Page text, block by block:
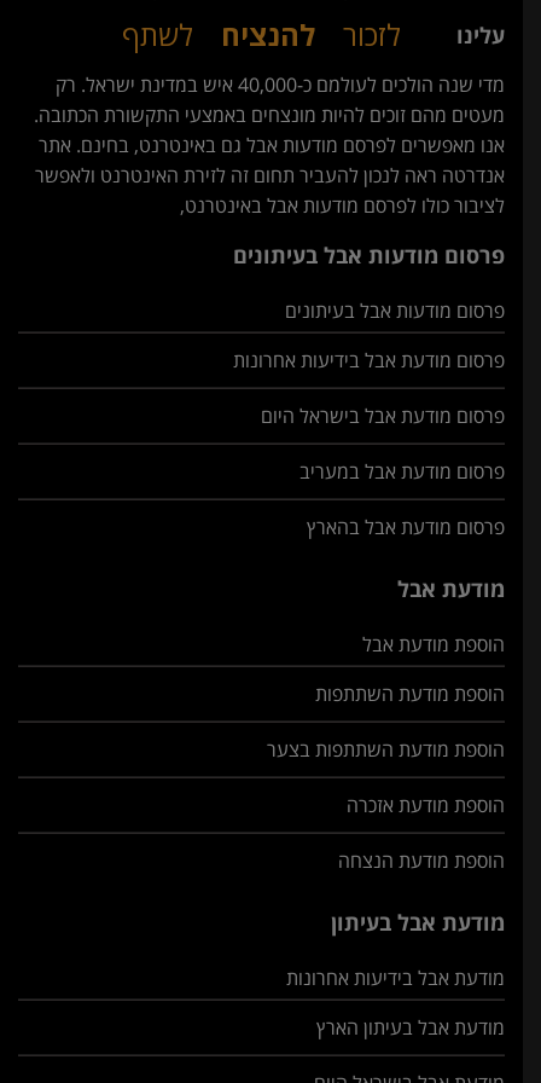
לזכור להנציח לשתף עלינו
מדי שנה הולכים לעולמם כ-40,000 איש במדינת ישראל. רק
מעטים מהם זוכים להיות מונצחים באמצעי התקשורת הכתובה.
אנו מאפשרים לפרסם מודעות אבל גם באינטרנט, בחינם. אתר
אנדרטה ראה לנכון להעביר תחום זה לזירת האינטרנט ולאפשר
לציבור כולו לפרסם מודעות אבל באינטרנט,
פרסום מודעות אבל בעיתונים
פרסום מודעות אבל בעיתונים
פרסום מודעת אבל בידיעות אחרונות
פרסום מודעת אבל בישראל היום
פרסום מודעת אבל במעריב
פרסום מודעת אבל בהארץ
מודעת אבל
הוספת מודעת אבל
הוספת מודעת השתתפות
הוספת מודעת השתתפות בצער
הוספת מודעת אזכרה
הוספת מודעת הנצחה
מודעת אבל בעיתון
מודעת אבל בידיעות אחרונות
מודעת אבל בעיתון הארץ